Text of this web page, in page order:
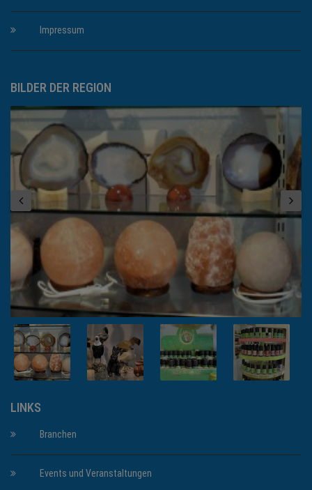
Impressum
BILDER DER REGION
LINKS
Branchen
Events und Veranstaltungen